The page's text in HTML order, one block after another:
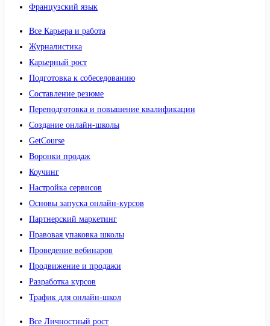
Французский язык
Все Карьера и работа
Журналистика
Карьерный рост
Подготовка к собеседованию
Составление резюме
Переподготовка и повышение квалификации
Создание онлайн-школы
GetCourse
Воронки продаж
Коучинг
Настройка сервисов
Основы запуска онлайн-курсов
Партнерский маркетинг
Правовая упаковка школы
Проведение вебинаров
Продвижение и продажи
Разработка курсов
Трафик для онлайн-школ
Все Личностный рост